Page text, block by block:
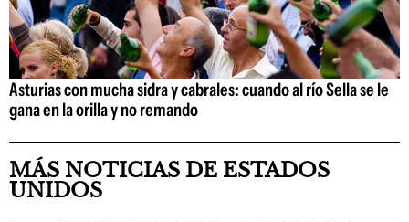
Asturias con mucha sidra y cabrales: cuando al río Sella se le
gana en la orilla y no remando
MÁS NOTICIAS DE ESTADOS
UNIDOS